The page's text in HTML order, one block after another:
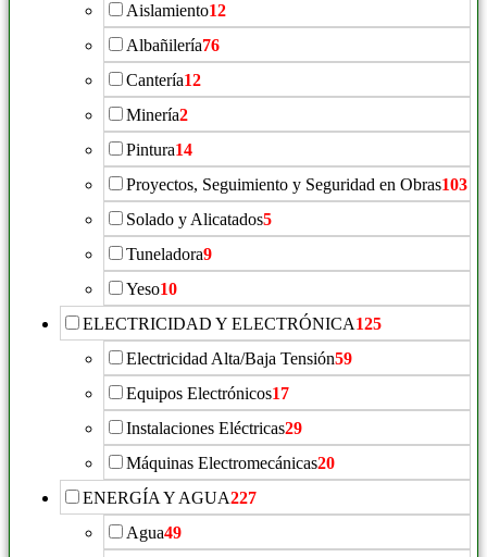
Aislamiento12
Albañilería76
Cantería12
Minería2
Pintura14
Proyectos, Seguimiento y Seguridad en Obras103
Solado y Alicatados5
Tuneladora9
Yeso10
ELECTRICIDAD Y ELECTRÓNICA125
Electricidad Alta/Baja Tensión59
Equipos Electrónicos17
Instalaciones Eléctricas29
Máquinas Electromecánicas20
ENERGÍA Y AGUA227
Agua49